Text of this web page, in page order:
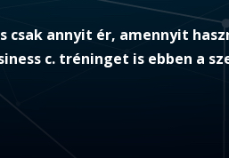
csak annyit ér, amennyit
c. tréninget is ebben a